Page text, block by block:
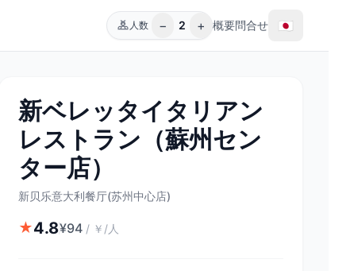
人数 − 2 + 概要問合せ 🇯🇵
新ベレッタイタリアン
レストラン（蘇州セン
ター店）
新贝乐意大利餐厅(苏州中心店)
★4.8¥94 / ￥/人